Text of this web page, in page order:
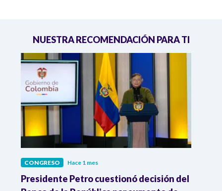
NUESTRA RECOMENDACIÓN PARA TI
CONGRESO Hace 1 mes
Presidente Petro cuestionó decisión del